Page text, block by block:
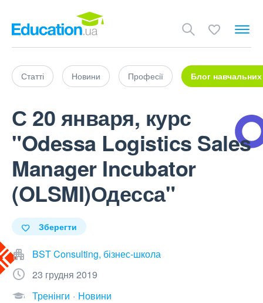
Статті Новини Професії Блог навчальних
С 20 января, курс
"Odessa Logistics Sales
Manager Incubator
(OLSMI)Одесса"
Зберегти
BST Consulting, бізнес-школа
23 грудня 2019
Тренінги
Новини